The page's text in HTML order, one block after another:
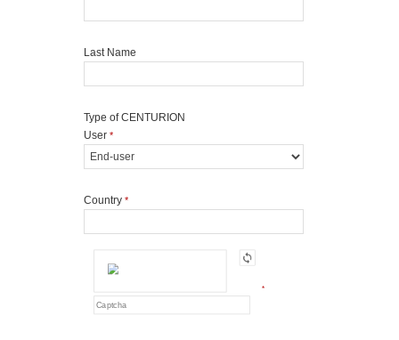
Last Name
Type of CENTURION
User *
Country *
*